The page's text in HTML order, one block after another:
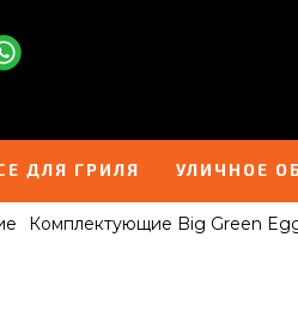
ДЛЯ ГРИЛЯ УЛИЧНОЕ
Комплектующие Big Green